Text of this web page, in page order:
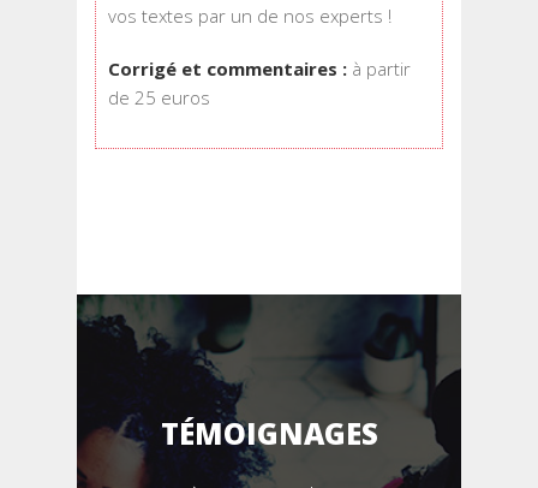
vos textes par un de nos experts !
Corrigé et commentaires : à partir
de 25 euros
TÉMOIGNAGES